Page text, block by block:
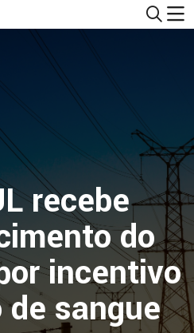
recebe
do
incentivo
sangue